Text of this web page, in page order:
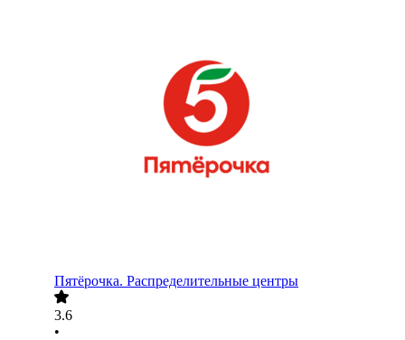
Пятёрочка. Распределительные центры
3.6
•